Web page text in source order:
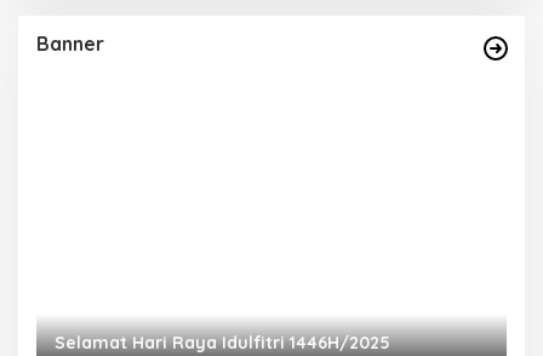
Banner
Selamat Hari Raya Idulfitri 1446H/2025